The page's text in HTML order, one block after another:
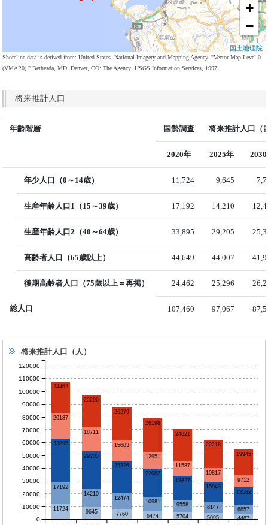
+
−
国土地理院
Shoreline data is derived from: United States. National Imagery and Mapping Agency. "Vector Map Level 0
(VMAP0)." Bethesda, MD: Denver, CO: The Agency; USGS Information Services, 1997.
将来推計人口
年齢階層 国勢調査 将来推計人口（
2020年 2025年
年少人口（0～14歳） 11,724 9,645
生産年齢人口1（15～39歳） 17,192 14,210
生産年齢人口2（40～64歳） 33,895 29,205
高齢者人口（65歳以上） 44,649 44,007
後期高齢者人口（75歳以上＝再掲） 24,462 25,296
総人口 107,460 97,067
将来推計人口（人）
11724 9645 7760 6474 5704 5095 4487
17192
14210
12474
10981 9558 8147 6857
33895
29205
25376
22082
18827
15943
13532
20187
18711
15683
12951
11587
10817
9712
24462
25296
26279
26198
24621
22218
19945
0
10000
20000
30000
40000
50000
60000
70000
80000
90000
100000
110000
120000